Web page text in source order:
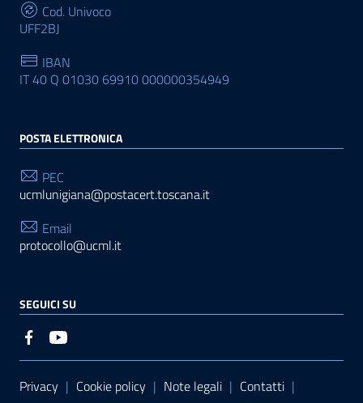
Cod. Univoco
UFF2BJ
IBAN
IT 40 Q 01030 69910 000000354949
POSTA ELETTRONICA
PEC
ucmlunigiana@postacert.toscana.it
Email
protocollo@ucml.it
SEGUICI SU
Sezione Link Utili
Privacy | Cookie policy | Note legali | Contatti |